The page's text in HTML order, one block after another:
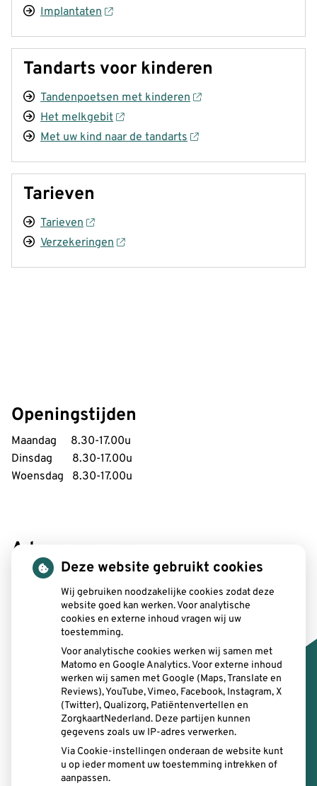
Implantaten
Tandarts voor kinderen
Tandenpoetsen met kinderen
Het melkgebit
Met uw kind naar de tandarts
Tarieven
Tarieven
Verzekeringen
Openingstijden
Maandag 8.30-17.00u
Dinsdag 8.30-17.00u
Woensdag 8.30-17.00u
Adresgegevens:
SitTand
Bergstraat 3
6131 AV Sittard
info@sittand.nl
046-2077124
E-mail intercollegiaal: sittand@zorgmail.nl
Deze website gebruikt cookies
Wij gebruiken noodzakelijke cookies zodat deze
website goed kan werken. Voor analytische
cookies en externe inhoud vragen wij uw
toestemming.
Voor analytische cookies werken wij samen met
Matomo en Google Analytics. Voor externe inhoud
werken wij samen met Google (Maps, Translate en
Reviews), YouTube, Vimeo, Facebook, Instagram, X
(Twitter), Qualizorg, Patiëntenvertellen en
ZorgkaartNederland. Deze partijen kunnen
gegevens zoals uw IP-adres verwerken.
Via Cookie-instellingen onderaan de website kunt
u op ieder moment uw toestemming intrekken of
aanpassen.